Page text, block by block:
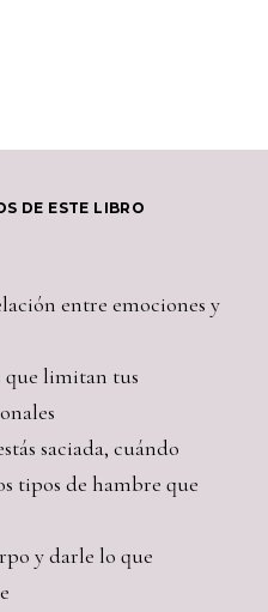
DE ESTE LIBRO
entre emociones y
que limitan tus
saciada, cuándo
tipos de hambre que
y darle lo que